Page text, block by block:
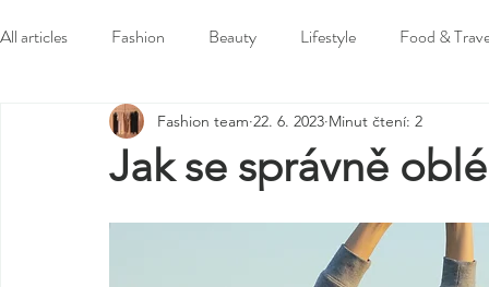
All articles Fashion Beauty Lifestyle Food &
Jak se správně
Fashion team 22. 6. 2023 Minut čtení: 2